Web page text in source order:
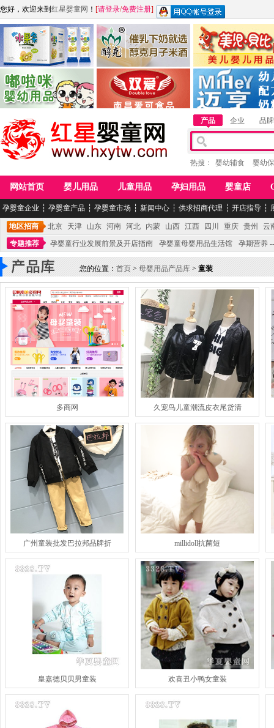
您好，欢迎来到 红星婴童网 ！ [请登录/免费注册]
江西麦嘟嘟食品有限公司
青岛嘟啦咪婴幼儿用品公司
江西醇之客月子米酒 惠州市美儿婴儿用品
湖南迈亨母婴用品有限
产品 企业 品牌
热搜： 婴幼辅食 婴幼
网站首页 婴儿用品 儿童用品 孕妇用品 婴童店
孕婴童企业 ┆ 孕婴童产品 ┆ 孕婴童市场 ┆ 新闻中心 ┆ 供求招商代理 ┆ 开店指导 ┆
地区招商 北京 天津 山东 河南 河北 内蒙 山西 江西 四川 重庆 贵州
云
专题推荐
孕婴童行业发展前景及开店指南 孕婴童母婴用品生活馆 孕期营养
您的位置： 首页 > 母婴用品产品库 > 童装
多商网 久宠鸟儿童潮流皮衣尾货清
广州童装批发巴拉邦品牌折 millidoll抗菌短
皇嘉德贝贝男童装 欢喜丑小鸭女童装